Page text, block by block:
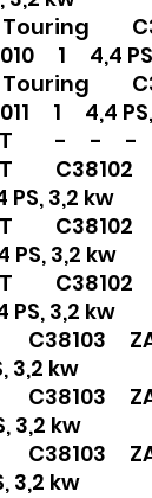
Touring
1 4,4
Touring
1 4,4 PS,
2T - - -
C38102
3,2 kw
C38102
3,2 kw
C38102
3,2 kw
C38103
3,2 kw
C38103
3,2 kw
C38103
3,2 kw